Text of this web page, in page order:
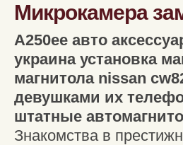
Микрокамера
A250ee авто
украина установка
магнитола nissan
девушками их
штатные
Знакомства в